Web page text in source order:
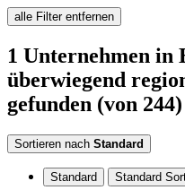
alle Filter entfernen
1 Unternehmen in
überwiegend
gefunden (von 244)
Sortieren nach Standard
Standard Standard